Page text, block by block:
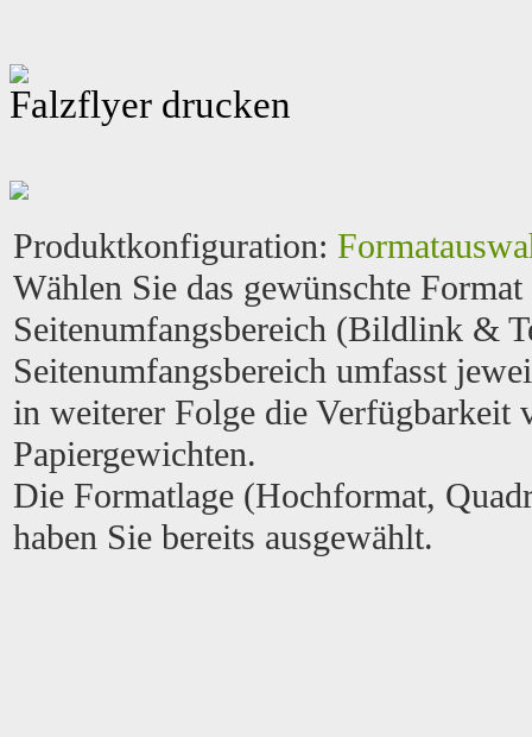
Falzflyer drucken
Produktkonfiguration:
Wählen Sie das gewünschte
Seitenumfangsbereich (Bildlink &
Seitenumfangsbereich umfasst
in weiterer Folge die Verfügbarkeit
Papiergewichten.
Die Formatlage (Hochformat,
haben Sie bereits ausgewählt.